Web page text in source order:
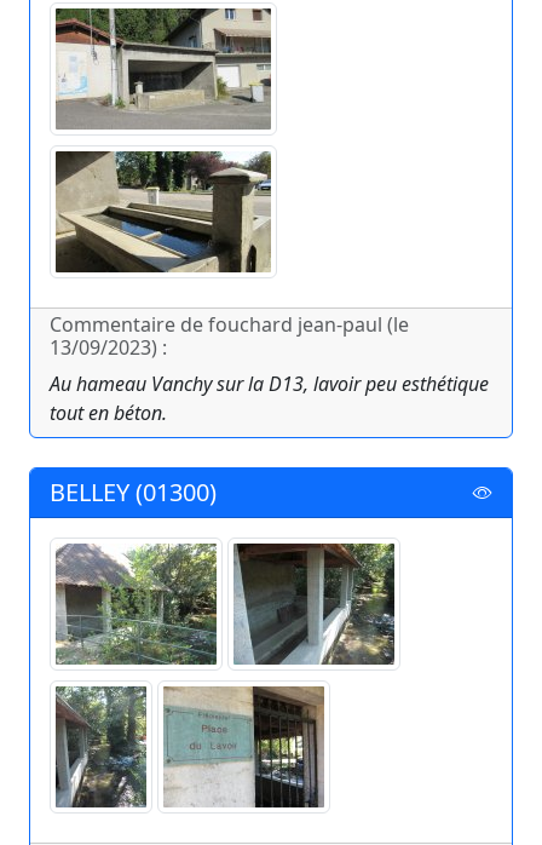
Commentaire de fouchard jean-paul (le
13/09/2023) :
Au hameau Vanchy sur la D13, lavoir peu esthétique
tout en béton.
BELLEY (01300)